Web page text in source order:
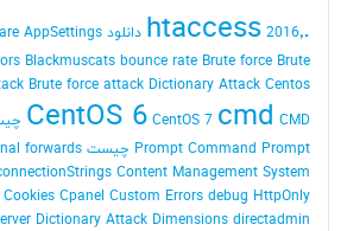
.htaccess2016٬ دانلود
AppSettings
Blackmuscats bounce rate Brute force Brute
Brute force attack Dictionary Attack Centos
CentOS 6 CentOS 7 cmd CMD چیست
Prompt Command Prompt چیست
forwards
Content Management System
Cookies Cpanel Custom Errors debug HttpOnly
Dictionary Attack Dimensions directadmin